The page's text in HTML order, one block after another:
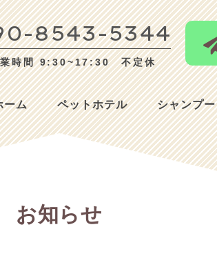
8543-5344
業時間 9:30~17:30 不定休
ーム ペットホテル シャンプー
お知らせ